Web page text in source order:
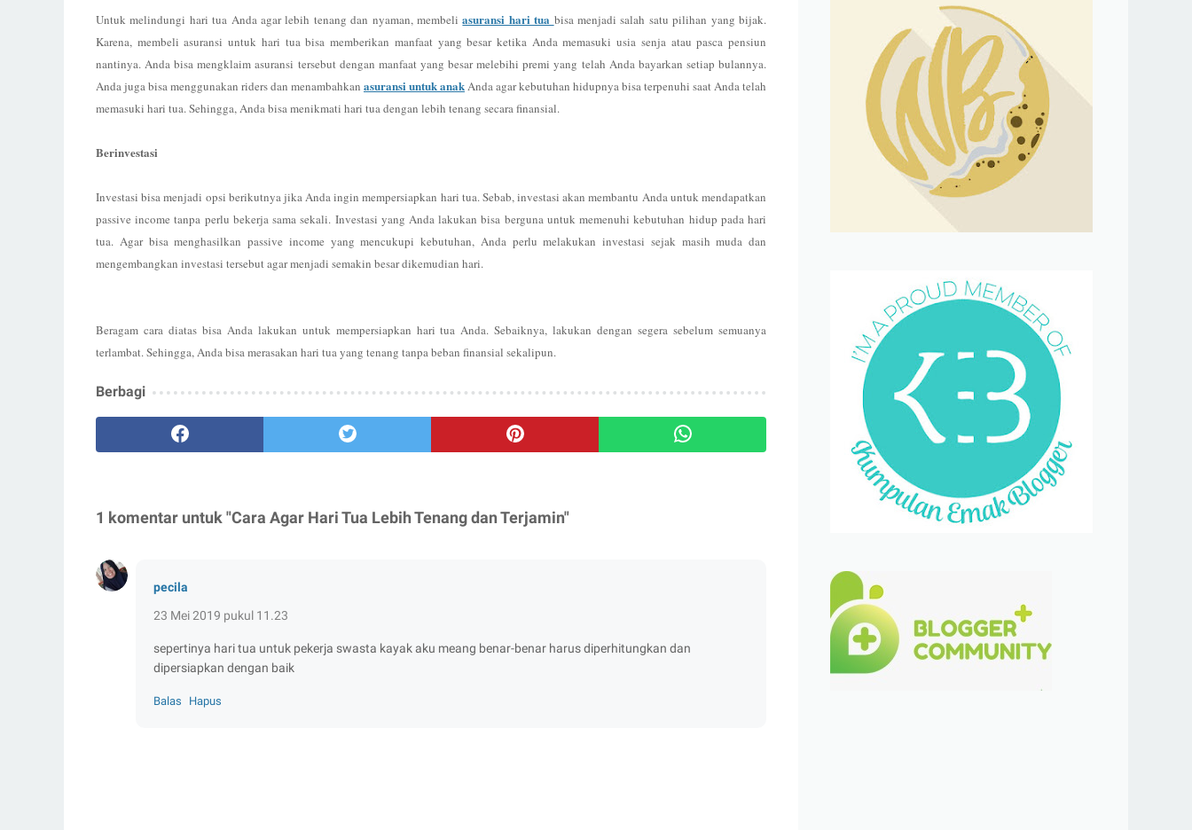
Untuk melindungi hari tua Anda agar lebih tenang dan nyaman, membeliasuransi hari tua bisa menjadi salah satu pilihan yang bijak.
Karena, membeli asuransi untuk hari tua bisa memberikan manfaat yang besar ketika Anda memasuki usia senja atau pasca pensiun
nantinya. Anda bisa mengklaim asuransi tersebut dengan manfaat yang besar melebihi premi yang telah Anda bayarkan setiap bulannya.
Anda juga bisa menggunakan riders dan menambahkan asuransi untuk anak Anda agar kebutuhan hidupnya bisa terpenuhi saat Anda telah
memasuki hari tua. Sehingga, Anda bisa menikmati hari tua dengan lebih tenang secara finansial.
Berinvestasi
Investasi bisa menjadi opsi berikutnya jika Anda ingin mempersiapkan hari tua. Sebab, investasi akan membantu Anda untuk mendapatkan
passive income tanpa perlu bekerja sama sekali. Investasi yang Anda lakukan bisa berguna untuk memenuhi kebutuhan hidup pada hari
tua. Agar bisa menghasilkan passive income yang mencukupi kebutuhan, Anda perlu melakukan investasi sejak masih muda dan
mengembangkan investasi tersebut agar menjadi semakin besar dikemudian hari.
Beragam cara diatas bisa Anda lakukan untuk mempersiapkan hari tua Anda. Sebaiknya, lakukan dengan segera sebelum semuanya
terlambat. Sehingga, Anda bisa merasakan hari tua yang tenang tanpa beban finansial sekalipun.
Berbagi
1 komentar untuk "Cara Agar Hari Tua Lebih Tenang dan Terjamin"
pecila
23 Mei 2019 pukul 11.23
sepertinya hari tua untuk pekerja swasta kayak aku meang benar-benar harus diperhitungkan dan
dipersiapkan dengan baik
Balas Hapus